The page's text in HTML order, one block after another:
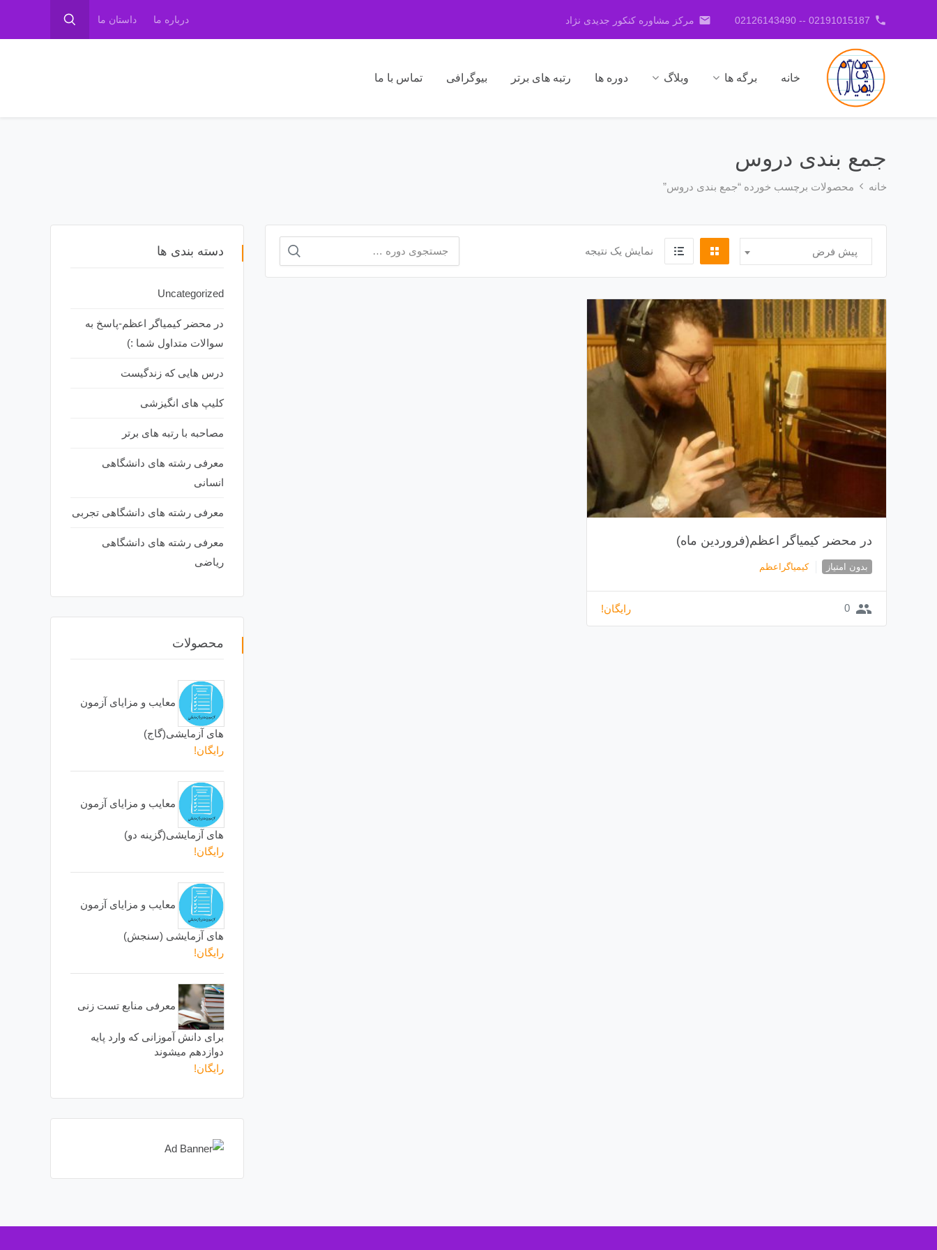
phone
02191015187 -- 02126143490
email مرکز مشاوره کنکور جدیدی نژاد درباره ما داستان ما
خانه برگه ها وبلاگ دوره ها رتبه های برتر بیوگرافی تماس با ما
جمع بندی دروس
خانه محصولات برچسب خورده “جمع بندی دروس”
پیش فرض نمایش یک نتیجه
برای:
در محضر کیمیاگر اعظم(فروردین ماه)
بدون امتیاز کیمیاگراعظم
group
0 رایگان!
دسته بندی ها
Uncategorized
در محضر کیمیاگر اعظم-پاسخ به
سوالات متداول شما :)
درس هایی که زندگیست
کلیپ های انگیزشی
مصاحبه با رتبه های برتر
معرفی رشته های دانشگاهی
انسانی
معرفی رشته های دانشگاهی تجربی
معرفی رشته های دانشگاهی
ریاضی
محصولات
معایب و مزایای آزمون
های آزمایشی(گاج)
رایگان!
معایب و مزایای آزمون
های آزمایشی(گزینه دو)
رایگان!
معایب و مزایای آزمون
های آزمایشی (سنجش)
رایگان!
معرفی منابع تست زنی
برای دانش آموزانی که وارد پایه
دوازدهم میشوند
رایگان!